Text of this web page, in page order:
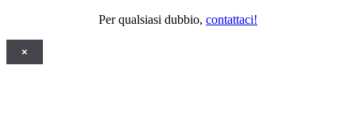
Per qualsiasi dubbio, contattaci!
×